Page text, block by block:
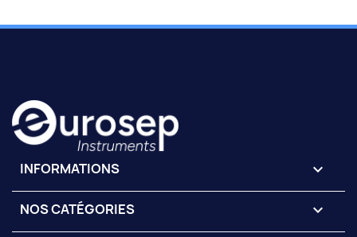
INFORMATIONS keyboard_arrow_down
NOS CATÉGORIES 